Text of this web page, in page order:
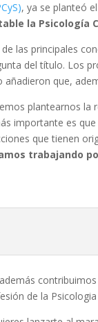
, ya se planteó
la Psicología
de las principales
del título. Los
añadieron que,
plantearnos la
importante es
que tienen
trabajando
de la